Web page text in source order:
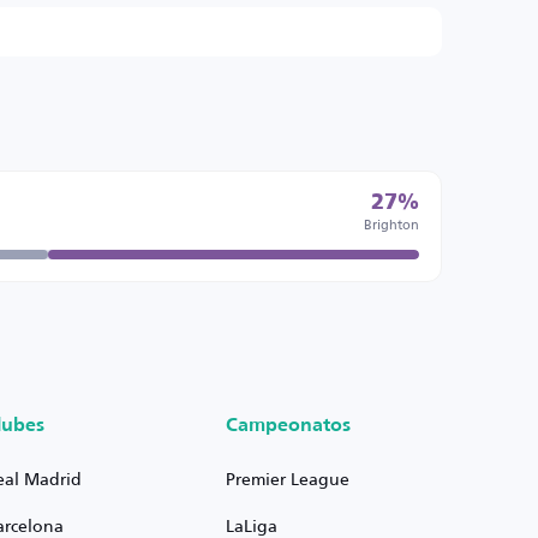
27%
Brighton
Madrid
Campeonatos
Premier League
LaLiga